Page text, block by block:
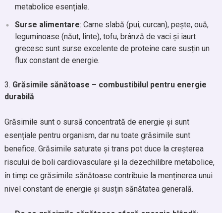
metabolice esențiale.
Surse alimentare: Carne slabă (pui, curcan), pește, ouă,
leguminoase (năut, linte), tofu, brânză de vaci și iaurt
grecesc sunt surse excelente de proteine care susțin un
flux constant de energie.
Grăsimile sănătoase – combustibilul pentru energie
durabilă
Grăsimile sunt o sursă concentrată de energie și sunt
esențiale pentru organism, dar nu toate grăsimile sunt
benefice. Grăsimile saturate și trans pot duce la creșterea
riscului de boli cardiovasculare și la dezechilibre metabolice,
în timp ce grăsimile sănătoase contribuie la menținerea unui
nivel constant de energie și susțin sănătatea generală.